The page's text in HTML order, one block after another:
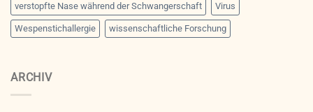
verstopfte Nase während der Schwangerschaft Virus
Wespenstichallergie wissenschaftliche Forschung
ARCHIV